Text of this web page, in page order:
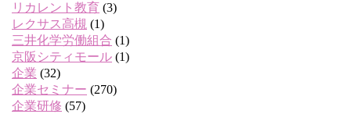
リカレント教育 (3)
レクサス高槻 (1)
三井化学労働組合 (1)
京阪シティモール (1)
企業 (32)
企業セミナー (270)
企業研修 (57)